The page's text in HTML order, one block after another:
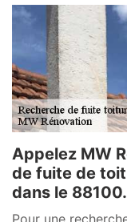
Appelez MW
de fuite de
dans le 88100.
Pour une